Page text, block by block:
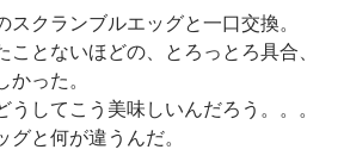
クランブルエッグと一口交換。
ことないほどの、とろっとろ具合、
った。
うしてこう美味しいんだろう。。。
と何が違うんだ。